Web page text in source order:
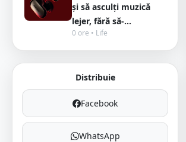
și să asculți muzică
lejer, fără să-...
0 ore • Life
Distribuie
Facebook
WhatsApp